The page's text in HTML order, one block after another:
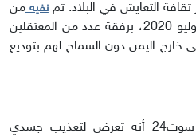
التعايش في البلاد. تمنفيه من
قبل مليشيا الحوثيين في 30 يوليو 2020، برفقة عدد من المعتقلين
خارج اليمن دون السماح لهم بتوديع
روى عياش في حديثه لمركز سوث24 أنه تعرض لتعذيب جسدي